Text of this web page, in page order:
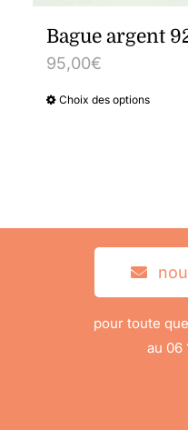
Bague argent
95,00€
Choix des optionsCe
Les
pour toute
au 06